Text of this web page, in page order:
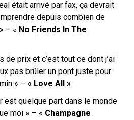
était arrivé par fax, ça devrait
depuis combien de
– « No Friends In The
de prix et c’est tout ce dont j’ai
pas brûler un pont juste pour
» – « Love All »
est quelque part dans le monde
moi » – « Champagne